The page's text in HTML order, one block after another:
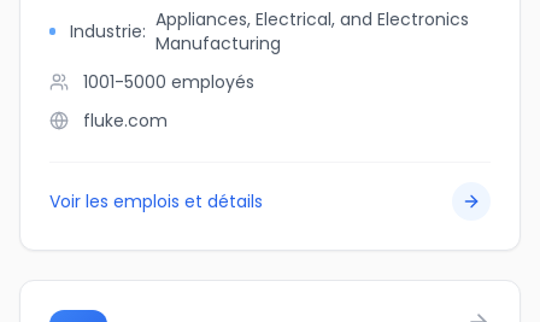
Industrie: Appliances, Electrical, and Electronics
Manufacturing
1001-5000 employés
fluke.com
Voir les emplois et détails